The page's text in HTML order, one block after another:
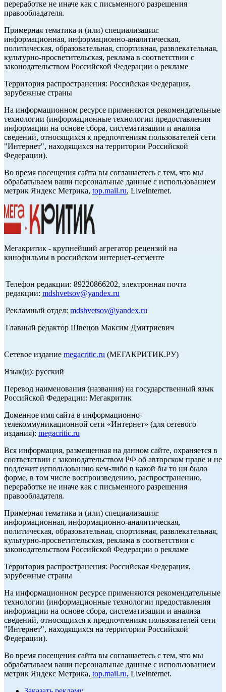
переработке не иначе как с письменного разрешения
правообладателя.
Примерная тематика и (или) специализация:
информационная, информационно-аналитическая,
политическая, образовательная, спортивная, развлекательная,
культурно-просветительская, реклама в соответствии с
законодательством Российской Федерации о рекламе
Территория распространения: Российская Федерация,
зарубежные страны
На информационном ресурсе применяются рекомендательные
технологии (информационные технологии предоставления
информации на основе сбора, систематизации и анализа
сведений, относящихся к предпочтениям пользователей сети
"Интернет", находящихся на территории Российской
Федерации).
Во время посещения сайта вы соглашаетесь с тем, что мы
обрабатываем ваши персональные данные с использованием
метрик Яндекс Метрика, top.mail.ru, LiveInternet.
Мегакритик - крупнейший агрегатор рецензий на
кинофильмы в российском интернет-сегменте
Телефон редакции: 89220866202, электронная почта
редакции: mdshvetsov@yandex.ru
Рекламный отдел: mdshvetsov@yandex.ru
Главный редактор Швецов Максим Дмитриевич
Сетевое издание megacritic.ru (МЕГАКРИТИК.РУ)
Язык(и): русский
Перевод наименования (названия) на государственный язык
Российской Федерации: Мегакритик
Доменное имя сайта в информационно-
телекоммуникационной сети «Интернет» (для сетевого
издания): megacritic.ru
Вся информация, размещенная на данном сайте, охраняется в
соответствии с законодательством РФ об авторском праве и не
подлежит использованию кем-либо в какой бы то ни было
форме, в том числе воспроизведению, распространению,
переработке не иначе как с письменного разрешения
правообладателя.
Примерная тематика и (или) специализация:
информационная, информационно-аналитическая,
политическая, образовательная, спортивная, развлекательная,
культурно-просветительская, реклама в соответствии с
законодательством Российской Федерации о рекламе
Территория распространения: Российская Федерация,
зарубежные страны
На информационном ресурсе применяются рекомендательные
технологии (информационные технологии предоставления
информации на основе сбора, систематизации и анализа
сведений, относящихся к предпочтениям пользователей сети
"Интернет", находящихся на территории Российской
Федерации).
Во время посещения сайта вы соглашаетесь с тем, что мы
обрабатываем ваши персональные данные с использованием
метрик Яндекс Метрика, top.mail.ru, LiveInternet.